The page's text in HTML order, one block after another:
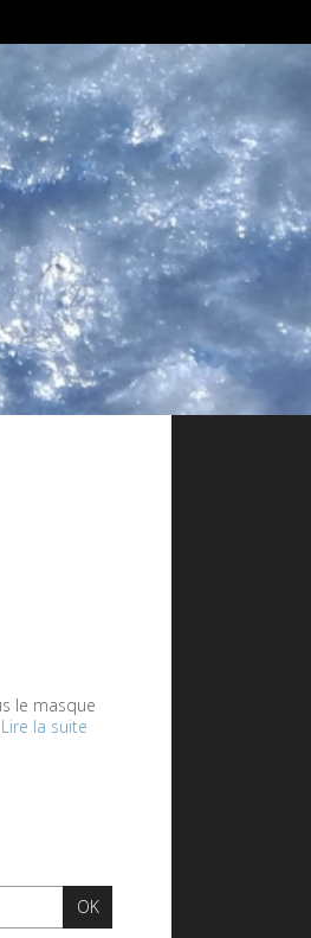
le masque
Lire la suite